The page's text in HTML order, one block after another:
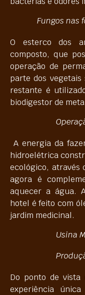
Fungos nas
O esterco dos
composto, que
operação de
parte dos vegetais
restante é
biodigestor de
A energia da
hidroelétrica
ecológico, através
agora é
aquecer a água.
hotel é feito com
jardim medicinal.
Usina
Do ponto de vista
experiência